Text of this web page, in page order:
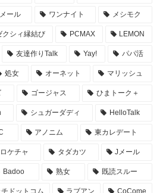
ール ワンナイト メシモク
クシィ縁結び PCMAX LEMON
友達作りTalk Yay! パパ活
処女 オーネット マリッシュ
ゴージャス ひまトーク＋
シュガーダディ HelloTalk
アノニム 東カレデート
ロケチャ タダカツ Jメール
Badoo 熟女 既読スルー